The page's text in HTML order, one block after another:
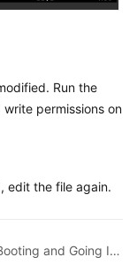
Run the
permissions on
edit the file again.
Previous topic: Why Is My Linux ECS Not Booting and Going Into Emergency Mode?